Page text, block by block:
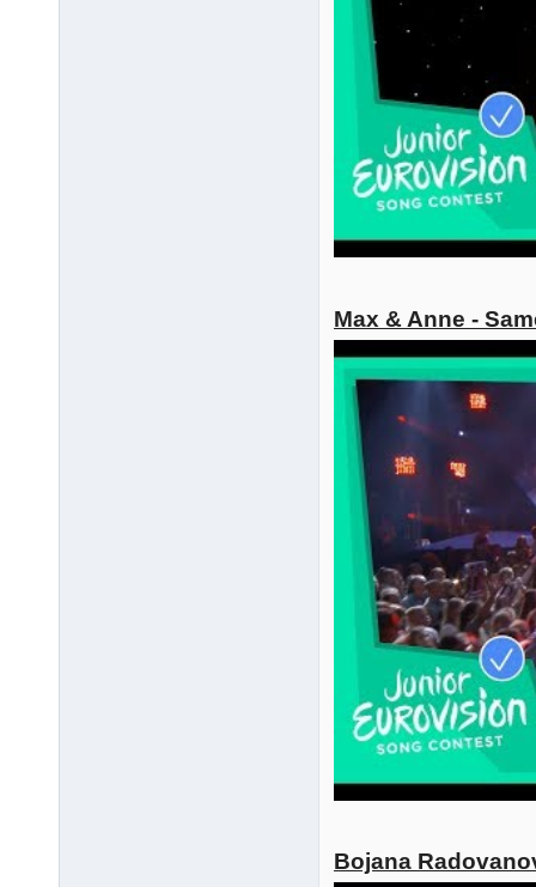
Max & Anne -
Bojana